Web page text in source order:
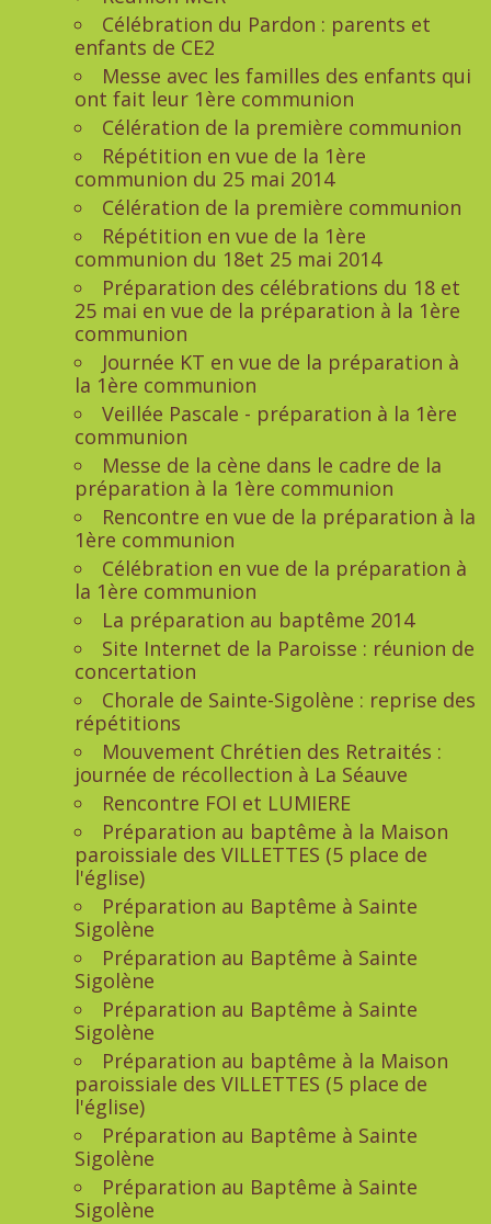
Célébration du Pardon : parents et
enfants de CE2
Messe avec les familles des enfants qui
ont fait leur 1ère communion
Célération de la première communion
Répétition en vue de la 1ère
communion du 25 mai 2014
Célération de la première communion
Répétition en vue de la 1ère
communion du 18et 25 mai 2014
Préparation des célébrations du 18 et
25 mai en vue de la préparation à la 1ère
communion
Journée KT en vue de la préparation à
la 1ère communion
Veillée Pascale - préparation à la 1ère
communion
Messe de la cène dans le cadre de la
préparation à la 1ère communion
Rencontre en vue de la préparation à la
1ère communion
Célébration en vue de la préparation à
la 1ère communion
La préparation au baptême 2014
Site Internet de la Paroisse : réunion de
concertation
Chorale de Sainte-Sigolène : reprise des
répétitions
Mouvement Chrétien des Retraités :
journée de récollection à La Séauve
Rencontre FOI et LUMIERE
Préparation au baptême à la Maison
paroissiale des VILLETTES (5 place de
l'église)
Préparation au Baptême à Sainte
Sigolène
Préparation au Baptême à Sainte
Sigolène
Préparation au Baptême à Sainte
Sigolène
Préparation au baptême à la Maison
paroissiale des VILLETTES (5 place de
l'église)
Préparation au Baptême à Sainte
Sigolène
Préparation au Baptême à Sainte
Sigolène